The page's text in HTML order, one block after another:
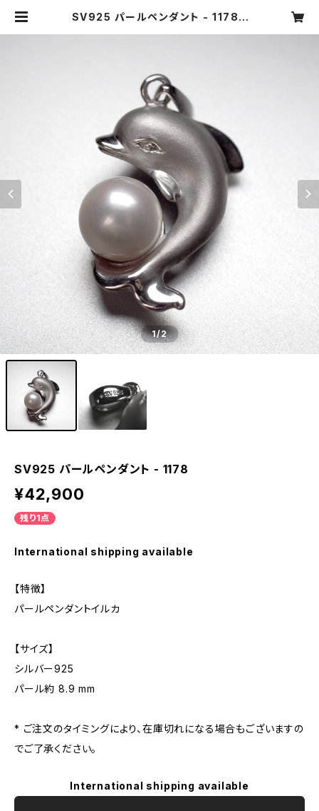
SV925 パールペンダント - 1178 |
1/2
SV925 パールペンダント - 1178
¥42,900
残り1点
International shipping available
【特徴】
パールペンダントイルカ
【サイズ】
シルバー925
パール約 8.9 mm
* ご注文のタイミングにより、在庫切れになる場合もございますの
でご了承ください。
International shipping available